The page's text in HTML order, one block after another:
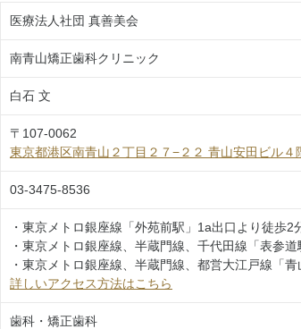
医療法人社団 真善美会
南青山矯正歯科クリニック
白石 文
〒 107-0062
東京都港区南青山２丁目２７−２２ 青山安田ビル４
03-3475-8536
・東京メトロ銀座線「外苑前駅」1a出口より徒歩2
・東京メトロ銀座線、半蔵門線、千代田線「表参
・東京メトロ銀座線、半蔵門線、都営大江戸線「
詳しいアクセス方法はこちら
歯科・矯正歯科